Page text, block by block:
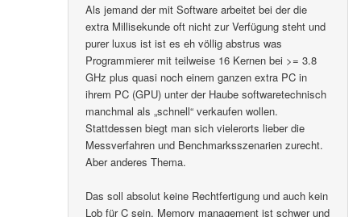
Als jemand der mit Software arbeitet bei der die
extra Millisekunde oft nicht zur Verfügung steht und
purer luxus ist ist es eh völlig abstrus was
Programmierer mit teilweise 16 Kernen bei >= 3.8
GHz plus quasi noch einem ganzen extra PC in
ihrem PC (GPU) unter der Haube softwaretechnisch
manchmal als „schnell“ verkaufen wollen.
Stattdessen biegt man sich vielerorts lieber die
Messverfahren und Benchmarksszenarien zurecht.
Aber anderes Thema.
Das soll absolut keine Rechtfertigung und auch kein
Lob für C sein. Memory management ist schwer und